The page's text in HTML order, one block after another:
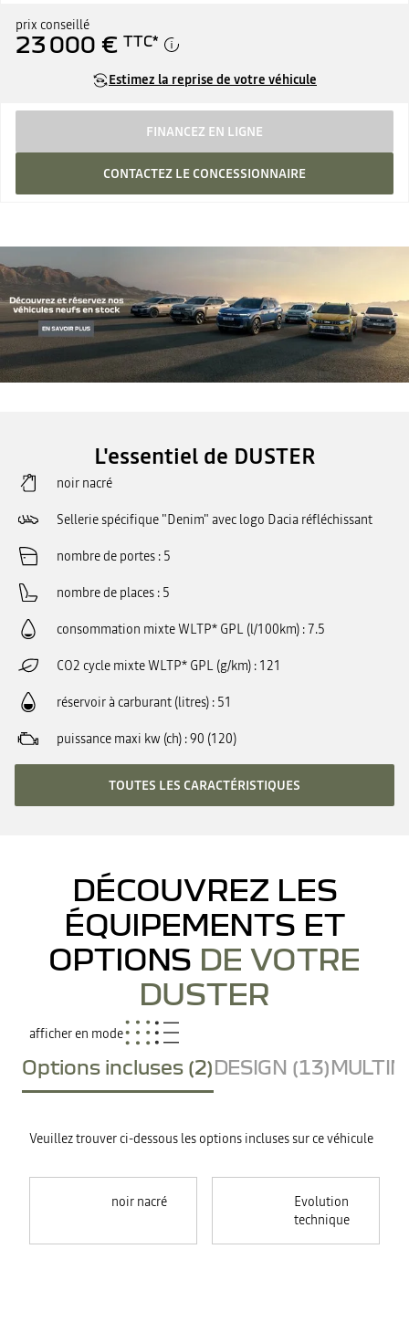
prix conseillé
23 000 € TTC*
Estimez la reprise de votre véhicule
FINANCEZ EN LIGNE
CONTACTEZ LE CONCESSIONNAIRE
L'essentiel de DUSTER
noir nacré
Sellerie spécifique "Denim" avec logo Dacia réfléchissant
nombre de portes 5
nombre de places 5
consommation mixte WLTP* GPL (l/100km) 7.5
CO2 cycle mixte WLTP* GPL (g/km) 121
réservoir à carburant (litres) 51
puissance maxi kw (ch) 90 (120)
TOUTES LES CARACTÉRISTIQUES
DÉCOUVREZ LES
ÉQUIPEMENTS ET
OPTIONS DE VOTRE
DUSTER
afficher en mode
Options incluses (2)DESIGN (13)
Veuillez trouver ci-dessous les options incluses sur ce véhicule
noir nacré
Evolution
technique